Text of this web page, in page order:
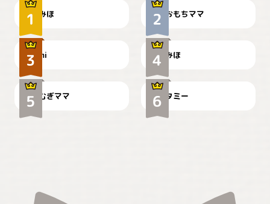
みほ おもちママ
可愛い？
mi
見てるぞぉ
みほ
🌻とむぎ！
むぎママ
ドーベルマンのお友達邸に
て
タミー